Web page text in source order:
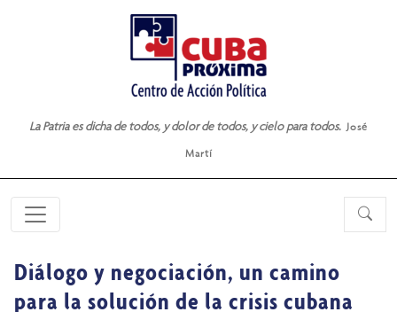
La Patria es dicha de todos, y dolor de todos, y cielo para todos. José
Martí
Diálogo y negociación, un camino
para la solución de la crisis cubana